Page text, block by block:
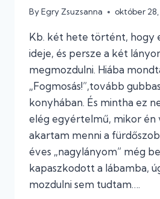
ByEgry Zsuzsanna október 28,
Kb. két hete történt, hogy
ideje, és persze a két
megmozdulni. Hiába
„Fogmosás!”,tovább
konyhában. És mintha ez
elég egyértelmű, mikor én
akartam menni a
éves „nagylányom” még
kapaszkodott a lábamba,
mozdulni sem tudtam….